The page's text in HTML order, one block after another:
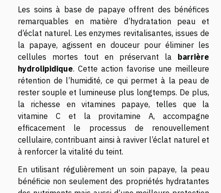
Les soins à base de papaye offrent des bénéfices
remarquables en matière d’hydratation peau et
d’éclat naturel. Les enzymes revitalisantes, issues de
la papaye, agissent en douceur pour éliminer les
cellules mortes tout en préservant la barrière
hydrolipidique. Cette action favorise une meilleure
rétention de l’humidité, ce qui permet à la peau de
rester souple et lumineuse plus longtemps. De plus,
la richesse en vitamines papaye, telles que la
vitamine C et la provitamine A, accompagne
efficacement le processus de renouvellement
cellulaire, contribuant ainsi à raviver l’éclat naturel et
à renforcer la vitalité du teint.
En utilisant régulièrement un soin papaye, la peau
bénéficie non seulement des propriétés hydratantes